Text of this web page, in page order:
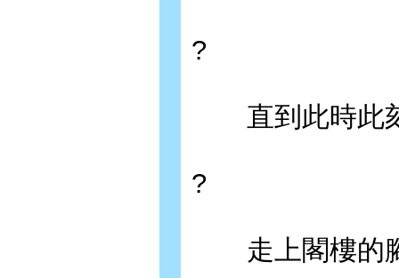
?
直到此時此
?
走上閣樓的腳